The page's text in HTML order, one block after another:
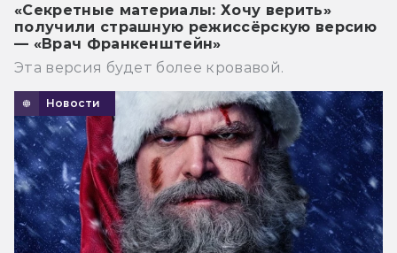
«Секретные материалы: Хочу верить»
получили страшную режиссёрскую версию
— «Врач Франкенштейн»
Эта версия будет более кровавой.
Новости